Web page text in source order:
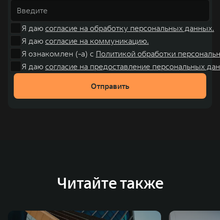
Я даю согласие на обработку персональных данных.
Я даю согласие на коммуникацию.
Я ознакомлен (-а) с Политикой обработки
Я даю согласие на предоставление персональных
Отправить
Читайте также